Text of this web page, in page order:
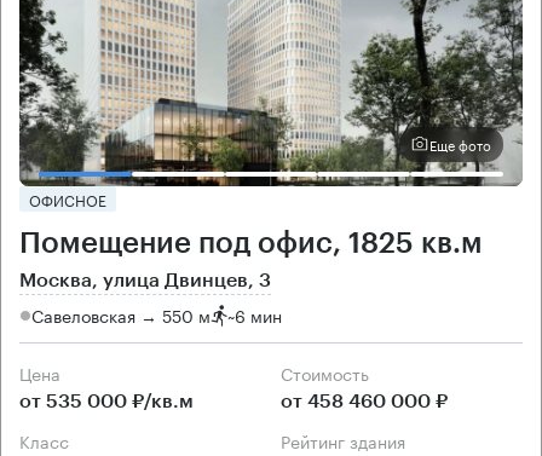
Еще фото
ОФИСНОЕ
Помещение под офис, 1825 кв.м
Москва, улица Двинцев, 3
Савеловская → 550 м ~6 мин
Цена
от 535 000 ₽/кв.м
Cтоимость
от 458 460 000 ₽
класс рейтинг здания